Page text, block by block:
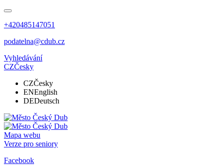
+420485147051
podatelna@cdub.cz
Vyhledávání
CZČesky
CZČesky
ENEnglish
DEDeutsch
Mapa webu
Verze pro seniory
Facebook